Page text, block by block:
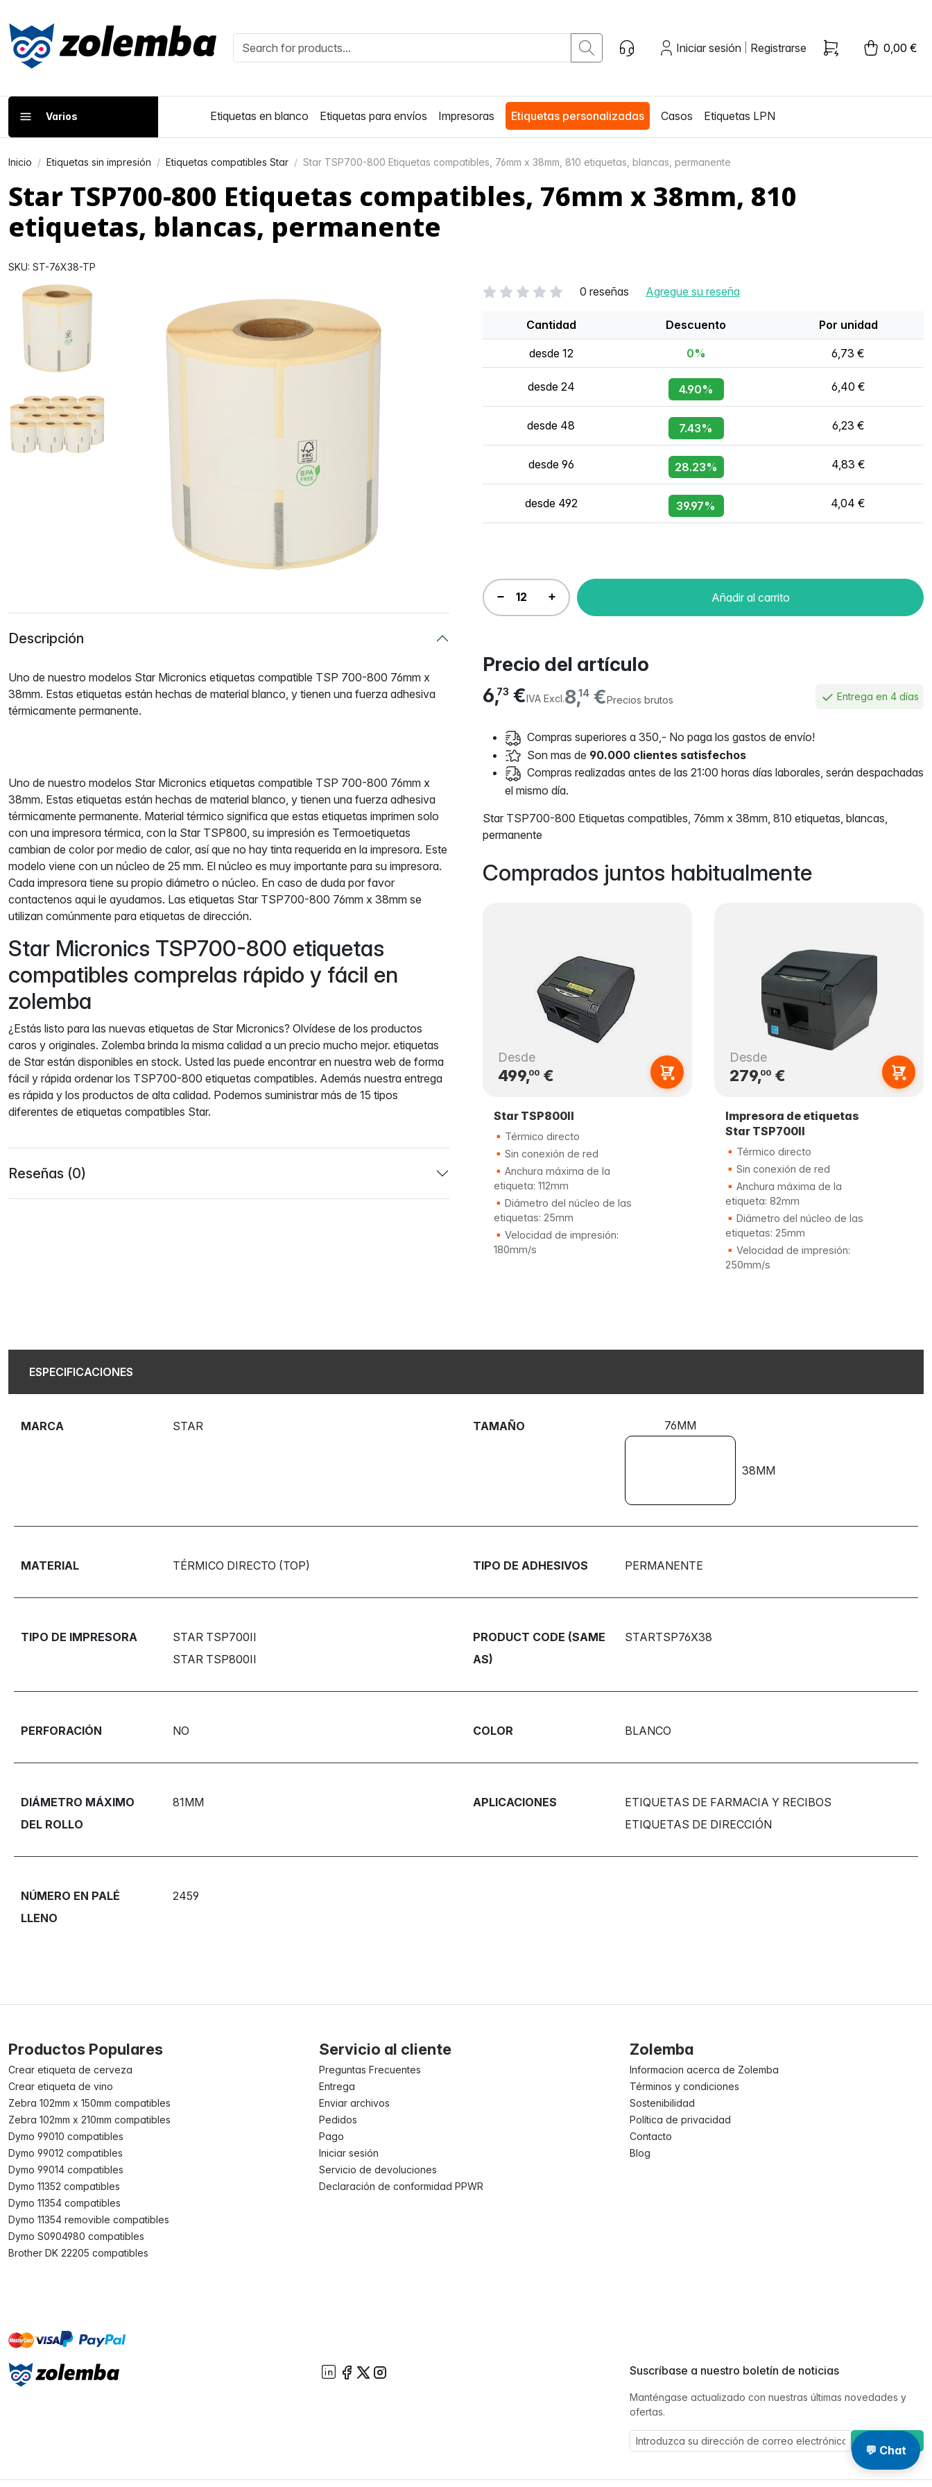
Iniciar sesión Registrarse 0,00 €
Varios Etiquetas en blanco Etiquetas para envíos Impresoras Etiquetas personalizadas Casos Etiquetas LPN
Inicio Etiquetas sin impresión Etiquetas compatibles Star Star TSP700-800 Etiquetas compatibles, 76mm x 38mm, 810 etiquetas, blancas, permanente
Star TSP700-800 Etiquetas compatibles, 76mm x 38mm, 810
etiquetas, blancas, permanente
SKU: ST-76X38-TP
0 reseñas Agregue su reseña
Cantidad Descuento Por unidad
desde 12 0% 6,73 €
desde 24 4.90% 6,40 €
desde 48 7.43% 6,23 €
desde 96 28.23% 4,83 €
desde 492 39.97% 4,04 €
Añadir al carrito
Precio del artículo
8,14€Precios brutos
6,73 €IVA Excl. Entrega en 4 días
Compras superiores a 350,- No paga los gastos de envío!
Son mas de 90.000 clientes satisfechos
Compras realizadas antes de las 21:00 horas días laborales, serán despachadas
el mismo día.
Star TSP700-800 Etiquetas compatibles, 76mm x 38mm, 810 etiquetas, blancas,
permanente
Comprados juntos habitualmente
Desde
499,00€
Star TSP800II
Térmico directo
Sin conexión de red
Anchura máxima de la
etiqueta: 112mm
Diámetro del núcleo de las
etiquetas: 25mm
Velocidad de impresión:
180mm/s
Desde
279,00€
Impresora de etiquetas
Star TSP700II
Térmico directo
Sin conexión de red
Anchura máxima de la
etiqueta: 82mm
Diámetro del núcleo de las
etiquetas: 25mm
Velocidad de impresión:
250mm/s
Descripción
Uno de nuestro modelos Star Micronics etiquetas compatible TSP 700-800 76mm x
38mm. Estas etiquetas están hechas de material blanco, y tienen una fuerza adhesiva
térmicamente permanente.
Uno de nuestro modelos Star Micronics etiquetas compatible TSP 700-800 76mm x
38mm. Estas etiquetas están hechas de material blanco, y tienen una fuerza adhesiva
térmicamente permanente. Material térmico significa que estas etiquetas imprimen solo
con una impresora térmica, con la Star TSP800, su impresión es Termoetiquetas
cambian de color por medio de calor, así que no hay tinta requerida en la impresora. Este
modelo viene con un núcleo de 25 mm. El núcleo es muy importante para su impresora.
Cada impresora tiene su propio diámetro o núcleo. En caso de duda por favor
contactenos aqui le ayudamos. Las etiquetas Star TSP700-800 76mm x 38mm se
utilizan comúnmente para etiquetas de dirección.
Star Micronics TSP700-800 etiquetas
compatibles comprelas rápido y fácil en
zolemba
¿Estás listo para las nuevas etiquetas de Star Micronics? Olvídese de los productos
caros y originales. Zolemba brinda la misma calidad a un precio mucho mejor. etiquetas
de Star están disponibles en stock. Usted las puede encontrar en nuestra web de forma
fácil y rápida ordenar los TSP700-800 etiquetas compatibles. Además nuestra entrega
es rápida y los productos de alta calidad. Podemos suministrar más de 15 tipos
diferentes de etiquetas compatibles Star.
Reseñas (0)
ESPECIFICACIONES
MARCA STAR TAMAÑO 76MM
38MM
MATERIAL TÉRMICO DIRECTO (TOP) TIPO DE ADHESIVOS PERMANENTE
TIPO DE IMPRESORA
STAR TSP700II
STAR TSP800II
PRODUCT CODE (SAME
AS)
STARTSP76X38
PERFORACIÓN NO COLOR BLANCO
DIÁMETRO MÁXIMO
DEL ROLLO
81MM APLICACIONES
ETIQUETAS DE FARMACIA Y RECIBOS
ETIQUETAS DE DIRECCIÓN
NÚMERO EN PALÉ
LLENO
2459
Productos Populares
Crear etiqueta de cerveza
Crear etiqueta de vino
Zebra 102mm x 150mm compatibles
Zebra 102mm x 210mm compatibles
Dymo 99010 compatibles
Dymo 99012 compatibles
Dymo 99014 compatibles
Dymo 11352 compatibles
Dymo 11354 compatibles
Dymo 11354 removible compatibles
Dymo S0904980 compatibles
Brother DK 22205 compatibles
Servicio al cliente
Preguntas Frecuentes
Entrega
Enviar archivos
Pedidos
Pago
Iniciar sesión
Servicio de devoluciones
Declaración de conformidad PPWR
Zolemba
Informacion acerca de Zolemba
Términos y condiciones
Sostenibilidad
Política de privacidad
Contacto
Blog
mastervisa paypal
Suscríbase a nuestro boletín de noticias
Manténgase actualizado con nuestras últimas novedades y
ofertas.
Suscríbase a
💬 Chat